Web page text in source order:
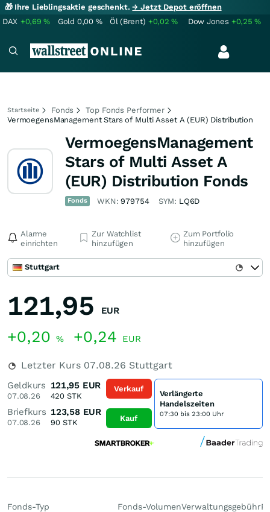
🎁 Ihre Lieblingsaktie geschenkt.→ Jetzt Depot eröffnen
DAX +0,69% Gold 0,00 % Öl (Brent) +0,02% Dow Jones +0,25%
Startseite Fonds
Top Fonds Performer
VermoegensManagement Stars of Multi Asset A (EUR) Distribution
VermoegensManagement
Stars of Multi Asset A
(EUR) Distribution Fonds
Fonds WKN:979754 SYM: LQ6D
Alarme
einrichten
Zur Watchlist
hinzufügen
Zum Portfolio
hinzufügen
Stuttgart
121,95 EUR
+0,20 % +0,24 EUR
Letzter Kurs 07.08.26 Stuttgart
Geldkurs
07.08.26
121,95 EUR
420 STK
Briefkurs
07.08.26
123,58 EUR
90 STK
Verkauf
Kauf
Verlängerte
Handelszeiten
07:30 bis 23:00 Uhr
Fonds-Typ Fonds-VolumenVerwaltungsgebühr